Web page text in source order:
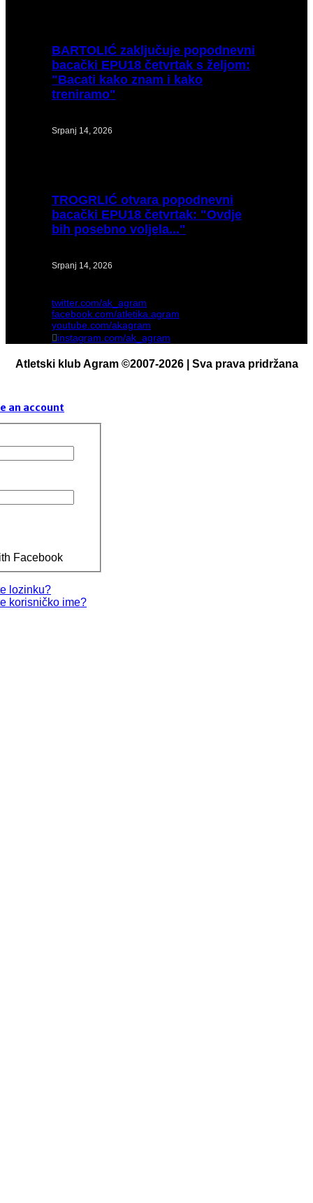
BARTOLIĆ zaključuje popodnevni
bacački EPU18 četvrtak s željom:
"Bacati kako znam i kako
treniramo"
Srpanj 14, 2026
TROGRLIĆ otvara popodnevni
bacački EPU18 četvrtak: "Ovdje
bih posebno voljela..."
Srpanj 14, 2026
twitter.com/ak_agram
facebook.com/atletika.agram
youtube.com/akagram
instagram.com/ak_agram
Atletski klub Agram ©2007-2026 | Sva prava pridržana
an account
Facebook
lozinku?
korisničko ime?